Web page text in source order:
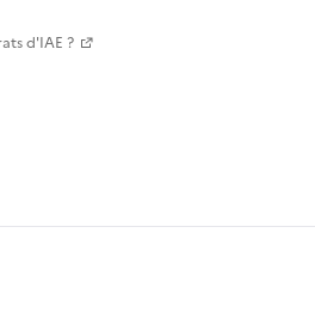
d'IAE ?